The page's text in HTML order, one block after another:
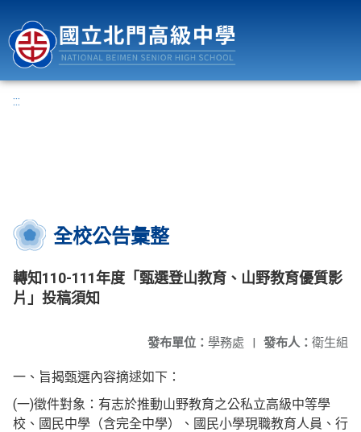
:::
全校公告彙整
轉知110-111年度「甄選登山教育、山野教育優質影
片」投稿須知
發布人： 衛生組
發布單位： 學務處 |
一、旨揭甄選內容摘逑如下：
(一)徵件對象：有志於推動山野教育之公私立高級中等學
校、國民中學（含完全中學）、國民小學現職教育人員、行